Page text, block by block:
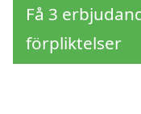
Få 3
förpliktelser